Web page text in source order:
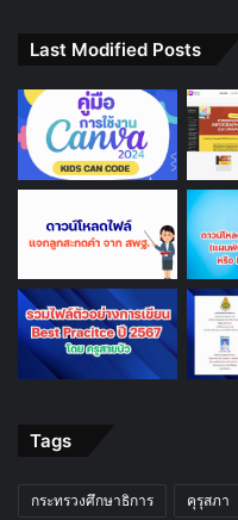
Last Modified Posts
Tags
กระทรวงศึกษาธิการ คุรุสภา